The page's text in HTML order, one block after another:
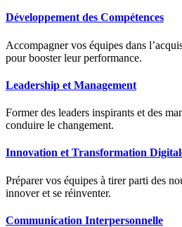
Développement des Compétences
Accompagner vos équipes dans
pour booster leur performance.
Leadership et Management
Former des leaders inspirants et des
conduire le changement.
Innovation et Transformation
Préparer vos équipes à tirer parti des
innover et se réinventer.
Communication Interpersonnelle